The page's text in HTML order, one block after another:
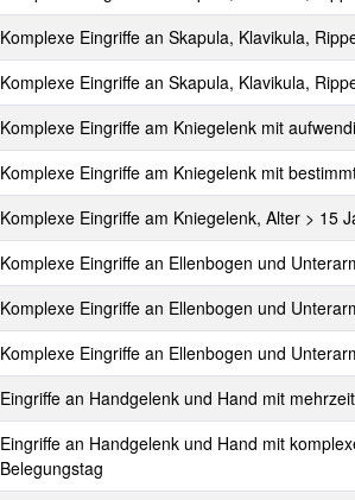
Komplexe Eingriffe an Skapula, Klavikula,
Komplexe Eingriffe an Skapula, Klavikula,
Komplexe Eingriffe am Kniegelenk mit
Komplexe Eingriffe am Kniegelenk mit
Komplexe Eingriffe am Kniegelenk, Alter > 15
Komplexe Eingriffe an Ellenbogen und
Komplexe Eingriffe an Ellenbogen und
Komplexe Eingriffe an Ellenbogen und
Eingriffe an Handgelenk und Hand mit
Eingriffe an Handgelenk und Hand mit
Belegungstag